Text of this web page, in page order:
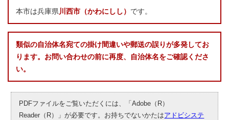
本市は兵庫県川西市（かわにしし） です。
類似の自治体名宛ての掛け間違いや郵送の誤りが多発してお
ります。お問い合わせの前に再度、自治体名をご確認くださ
い。
PDFファイルをご覧いただくには、「Adobe（R）
Reader（R）」が必要です。お持ちでないかたはアドビシステ